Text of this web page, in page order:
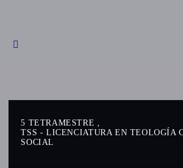
5 TETRAMESTRE ,
TSS - LICENCIATURA EN TEOLOGÍA
SOCIAL